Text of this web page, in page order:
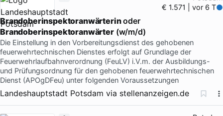
€ 1.571 | vor 6 T
Brandoberinspektoranwärterinoder
Brandoberinspektoranwärter(w/m/d)
Die Einstellung in den Vorbereitungsdienst des gehobenen
feuerwehrtechnischen Dienstes erfolgt auf Grundlage der
Feuerwehrlaufbahnverordnung (FeuLV) i.V.m. der Ausbildungs-
und Prüfungsordnung für den gehobenen feuerwehrtechnischen
Dienst (APOgDFeu) unter folgenden Voraussetzungen
Landeshauptstadt Potsdam via stellenanzeigen.de